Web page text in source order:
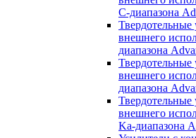
С-диапазона
внешнего
диапазона
внешнего
диапазона
внешнего
Ka-диапазона